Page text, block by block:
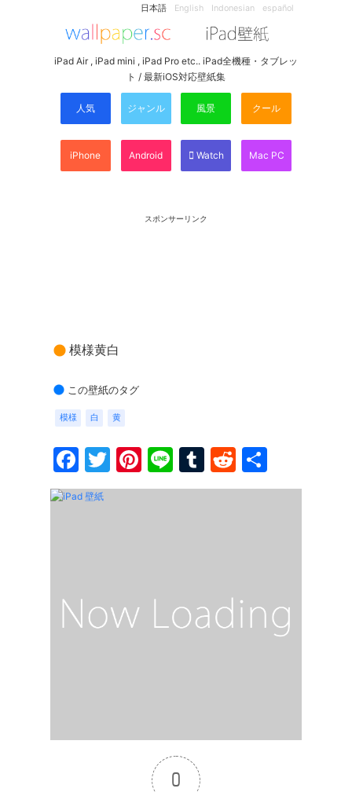
日本語 English Indonesian español
iPad Air , iPad mini , iPad Pro etc.. iPad全機種・タブレッ
ト / 最新iOS対応壁紙集
人気 ジャンル 風景 クール
iPhone Android Watch Mac PC
スポンサーリンク
模様黄白
この壁紙のタグ
模様 白 黄
Facebook
Twitter
Pinterest
LineTumblr
Reddit
有
0